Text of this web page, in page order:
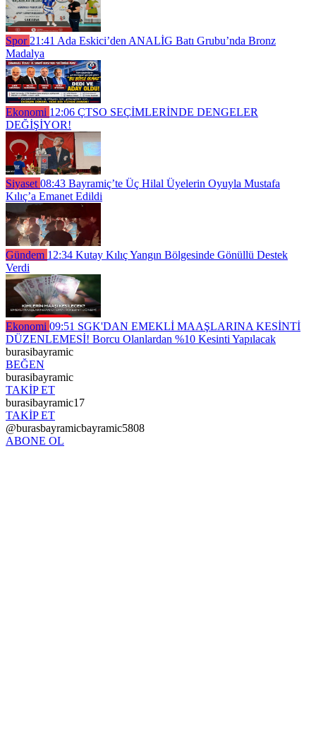
Spor 21:41 Ada Eskici’den ANALİG Batı Grubu’nda Bronz
Madalya
Ekonomi 12:06 ÇTSO SEÇİMLERİNDE DENGELER
DEĞİŞİYOR!
Siyaset 08:43 Bayramiç’te Üç Hilal Üyelerin Oyuyla Mustafa
Kılıç’a Emanet Edildi
Gündem 12:34 Kutay Kılıç Yangın Bölgesinde Gönüllü Destek
Verdi
Ekonomi 09:51 SGK'DAN EMEKLİ MAAŞLARINA KESİNTİ
DÜZENLEMESİ! Borcu Olanlardan %10 Kesinti Yapılacak
burasibayramic
BEĞEN
burasibayramic
TAKİP ET
burasibayramic17
TAKİP ET
@burasbayramicbayramic5808
ABONE OL